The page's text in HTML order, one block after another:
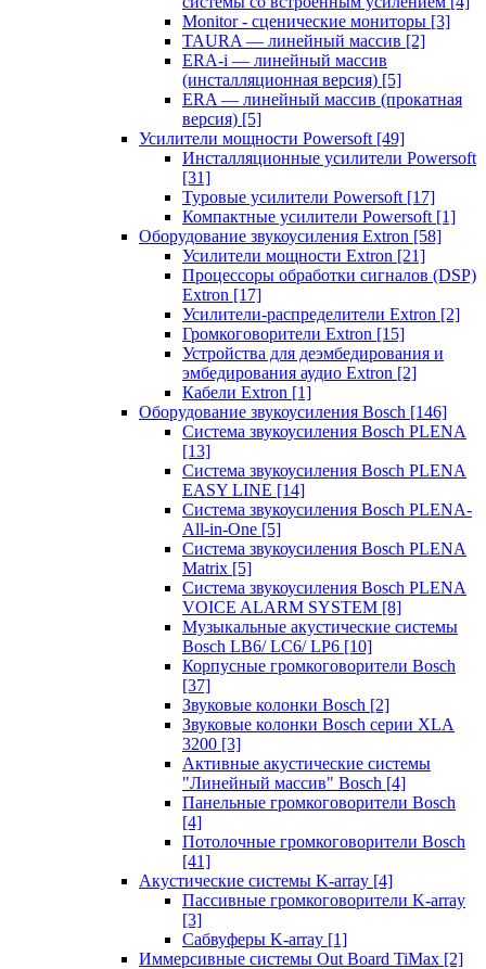
Monitor - сценические мониторы [3]
TAURA — линейный массив [2]
ERA-i — линейный массив
(инсталляционная версия) [5]
ERA — линейный массив (прокатная
версия) [5]
Усилители мощности Powersoft [49]
Инсталляционные усилители Powersoft
[31]
Туровые усилители Powersoft [17]
Компактные усилители Powersoft [1]
Оборудование звукоусиления Extron [58]
Усилители мощности Extron [21]
Процессоры обработки сигналов (DSP)
Extron [17]
Усилители-распределители Extron [2]
Громкоговорители Extron [15]
Устройства для деэмбедирования и
эмбедирования аудио Extron [2]
Кабели Extron [1]
Оборудование звукоусиления Bosch [146]
Система звукоусиления Bosch PLENA
[13]
Система звукоусиления Bosch PLENA
EASY LINE [14]
Система звукоусиления Bosch PLENA-
All-in-One [5]
Система звукоусиления Bosch PLENA
Matrix [5]
Система звукоусиления Bosch PLENA
VOICE ALARM SYSTEM [8]
Музыкальные акустические системы
Bosch LB6/ LC6/ LP6 [10]
Корпусные громкоговорители Bosch
[37]
Звуковые колонки Bosch [2]
Звуковые колонки Bosch серии XLA
3200 [3]
Активные акустические системы
"Линейный массив" Bosch [4]
Панельные громкоговорители Bosch
[4]
Потолочные громкоговорители Bosch
[41]
Акустические системы K-array [4]
Пассивные громкоговорители K-array
[3]
Сабвуферы K-array [1]
Иммерсивные системы Out Board TiMax [2]